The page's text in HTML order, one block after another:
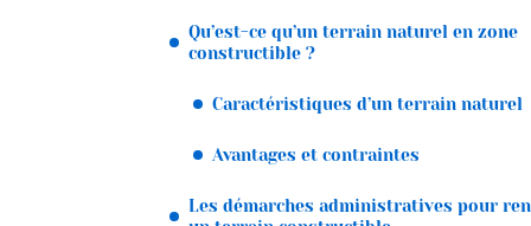
Qu’est-ce qu’un terrain naturel en zone
constructible ?
Caractéristiques d’un terrain naturel
Avantages et contraintes
Les démarches administratives pour